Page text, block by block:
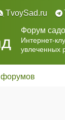
TvoySad.ru
Форум
Интернет-
увлеченных
форумов